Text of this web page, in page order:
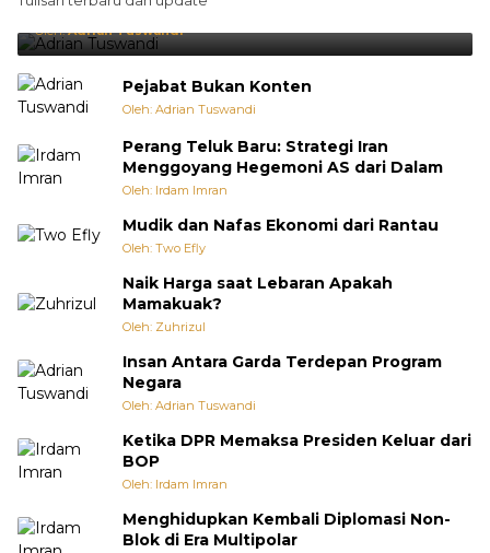
Punya Cara Membuat Kejutan
Oleh:Adrian Tuswandi
Pejabat Bukan Konten
Oleh: Adrian Tuswandi
Perang Teluk Baru: Strategi Iran
Menggoyang Hegemoni AS dari Dalam
Oleh: Irdam Imran
Mudik dan Nafas Ekonomi dari Rantau
Oleh: Two Efly
Naik Harga saat Lebaran Apakah
Mamakuak?
Oleh: Zuhrizul
Insan Antara Garda Terdepan Program
Negara
Oleh: Adrian Tuswandi
Ketika DPR Memaksa Presiden Keluar dari
BOP
Oleh: Irdam Imran
Menghidupkan Kembali Diplomasi Non-
Blok di Era Multipolar